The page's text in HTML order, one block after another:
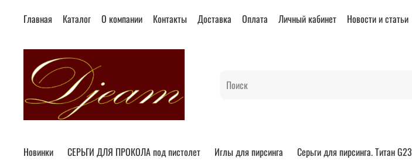
Главная Каталог О компании Контакты Доставка Оплата Личный кабинет Новости и статьи
Новинки СЕРЬГИ ДЛЯ ПРОКОЛА под пистолет Иглы для пирсинга Серьги для пирсинга. Титан G23